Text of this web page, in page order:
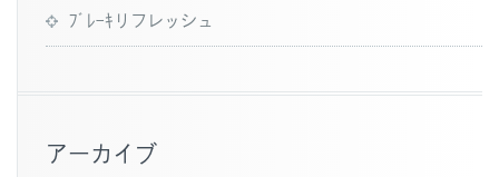
ﾌﾞﾚｰｷリフレッシュ
アーカイブ